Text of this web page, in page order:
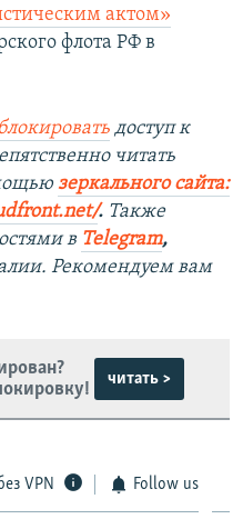
актом»
флота РФ в
доступ к
читать
зеркального сайта:
. ​ Также
в Telegram,
Рекомендуем вам
читать >
VPN Follow us